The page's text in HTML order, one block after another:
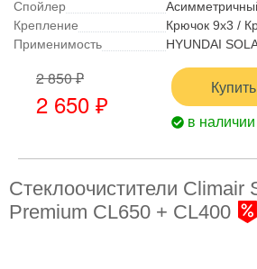
Спойлер
Крепление
Крючок 9x3 /
Применимость
HYUNDAI
2 850 ₽
2 650 ₽
Купить
в наличии
Стеклоочистители Climair
Premium CL650 + CL400